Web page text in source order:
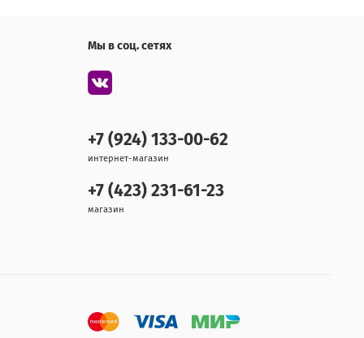
Мы в соц. сетях
+7 (924) 133-00-62
интернет-магазин
+7 (423) 231-61-23
магазин